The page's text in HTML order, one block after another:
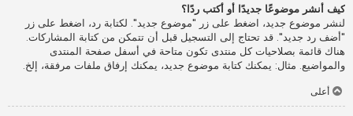
كيف أنشر موضوعًا جديدًا أو أكتب ردًا؟
لنشر موضوع جديد، اضغط على زر "موضوع جديد". لكتابة رد، اضغط على زر
"أضف رد جديد". قد تحتاج إلى التسجيل قبل أن تتمكن من كتابة المشاركات.
هناك قائمة بصلاحيات كل منتدى تكون متاحة في أسفل صفحة المنتدى
والمواضيع. مثال: يمكنك كتابة موضوع جديد، يمكنك إرفاق ملفات مرفقة، إلخ.
أعلى